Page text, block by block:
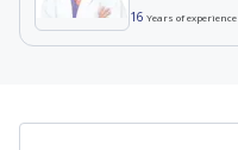
16 Years of experience